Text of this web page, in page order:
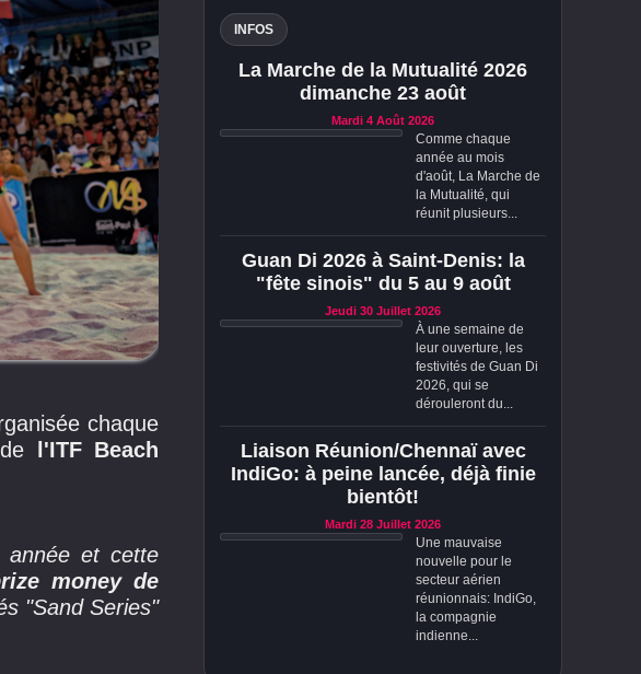
chaque
l'ITF Beach
année et cette
money de
"Sand Series"
INFOS
La Marche de la Mutualité 2026
dimanche 23 août
Mardi 4 Août 2026
Comme chaque
année au mois
d'août, La Marche de
la Mutualité, qui
réunit plusieurs...
Guan Di 2026 à Saint-Denis: la
"fête sinois" du 5 au 9 août
Jeudi 30 Juillet 2026
À une semaine de
leur ouverture, les
festivités de Guan Di
2026, qui se
dérouleront du...
Liaison Réunion/Chennaï avec
IndiGo: à peine lancée, déjà finie
bientôt!
Mardi 28 Juillet 2026
Une mauvaise
nouvelle pour le
secteur aérien
réunionnais: IndiGo,
la compagnie
indienne...